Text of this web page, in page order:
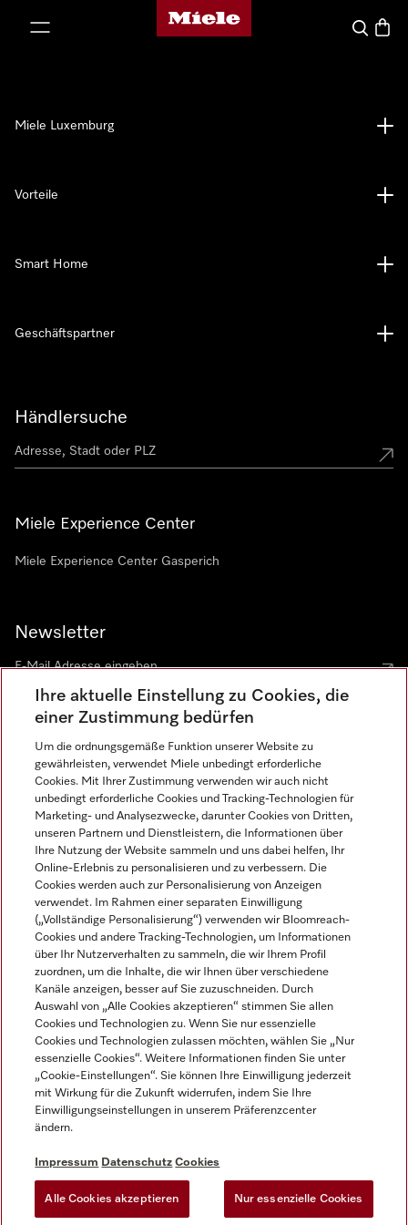
Miele-Homepage
Suche
Händlersuche
Miele Experience Center
Miele Experience Center Gasperich
Newsletter
Sprache
DEUTSCH
Miele Luxemburg
Vorteile
Smart Home
Geschäftspartner
Impressum
AGB
Datenschutz
Nutzungsbedingungen
Gesetzen über digitale Dienste
Cookie-Einstellungen
Miele auf Instagram
Miele auf Youtube
Ihre aktuelle Einstellung zu Cookies, die
einer Zustimmung bedürfen
Um die ordnungsgemäße Funktion unserer Website zu
gewährleisten, verwendet Miele unbedingt erforderliche
Cookies. Mit Ihrer Zustimmung verwenden wir auch nicht
unbedingt erforderliche Cookies und Tracking-Technologien für
Marketing- und Analysezwecke, darunter Cookies von Dritten,
unseren Partnern und Dienstleistern, die Informationen über
Ihre Nutzung der Website sammeln und uns dabei helfen, Ihr
Online-Erlebnis zu personalisieren und zu verbessern. Die
Cookies werden auch zur Personalisierung von Anzeigen
verwendet. Im Rahmen einer separaten Einwilligung
(„Vollständige Personalisierung“) verwenden wir Bloomreach-
Cookies und andere Tracking-Technologien, um Informationen
über Ihr Nutzerverhalten zu sammeln, die wir Ihrem Profil
zuordnen, um die Inhalte, die wir Ihnen über verschiedene
Kanäle anzeigen, besser auf Sie zuzuschneiden. Durch
Auswahl von „Alle Cookies akzeptieren“ stimmen Sie allen
Cookies und Technologien zu. Wenn Sie nur essenzielle
Cookies und Technologien zulassen möchten, wählen Sie „Nur
essenzielle Cookies“. Weitere Informationen finden Sie unter
„Cookie-Einstellungen“. Sie können Ihre Einwilligung jederzeit
mit Wirkung für die Zukunft widerrufen, indem Sie Ihre
Einwilligungseinstellungen in unserem Präferenzcenter
ändern.
Impressum Datenschutz Cookies
Alle Cookies akzeptieren Nur essenzielle Cookies